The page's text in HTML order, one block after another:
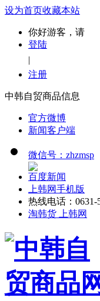
设为首页收藏本站
你好游客，请
登陆
|
注册
中韩自贸商品信息
官方微博
新闻客户端
微信号：zhzmsp
百度新闻
上韩网手机版
热线电话：0631-
淘韩货 上韩网